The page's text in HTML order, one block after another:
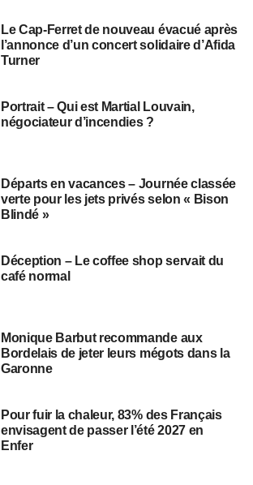
Le Cap-Ferret de nouveau évacué après
l’annonce d’un concert solidaire d’Afida
Turner
Portrait – Qui est Martial Louvain,
négociateur d’incendies ?
Départs en vacances – Journée classée
verte pour les jets privés selon « Bison
Blindé »
Déception – Le coffee shop servait du
café normal
Monique Barbut recommande aux
Bordelais de jeter leurs mégots dans la
Garonne
Pour fuir la chaleur, 83% des Français
envisagent de passer l’été 2027 en
Enfer